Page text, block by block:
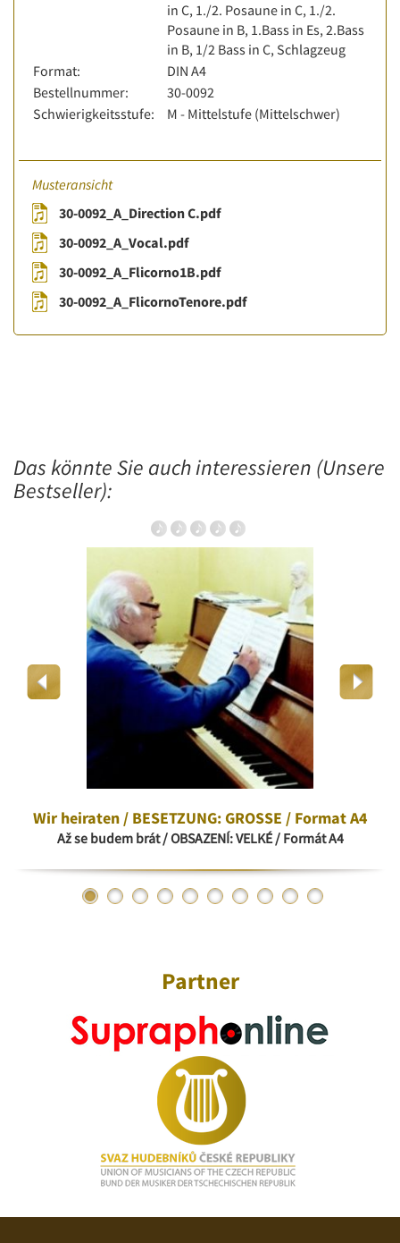
in C, 1./2. Posaune in C, 1./2.
Posaune in B, 1.Bass in Es, 2.Bass
in B, 1/2 Bass in C, Schlagzeug
Format:
DIN A4
Bestellnummer:
30-0092
Schwierigkeitsstufe:
M - Mittelstufe (Mittelschwer)
Musteransicht
30-0092_A_Direction C.pdf
30-0092_A_Vocal.pdf
30-0092_A_Flicorno1B.pdf
30-0092_A_FlicornoTenore.pdf
Das könnte Sie auch interessieren (Unsere
Bestseller):
Wir heiraten / BESETZUNG: GROSSE / Format A4
Až se budem brát / OBSAZENÍ: VELKÉ / Formát A4
Partner